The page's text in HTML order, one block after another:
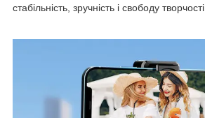
стабільність, зручність і свободу творчості.